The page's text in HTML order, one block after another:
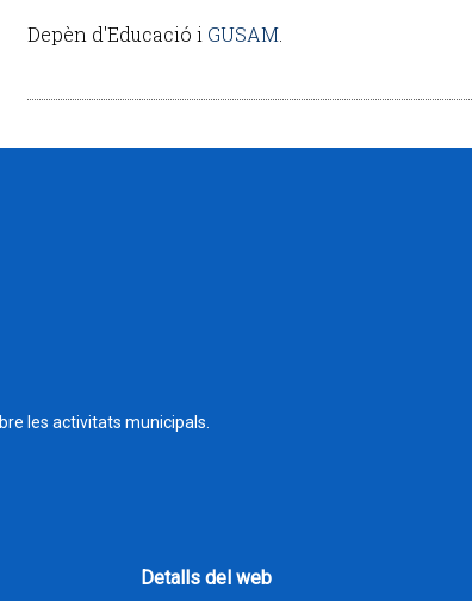
Depèn d'Educació i GUSAM
les activitats municipals.
Detalls del web